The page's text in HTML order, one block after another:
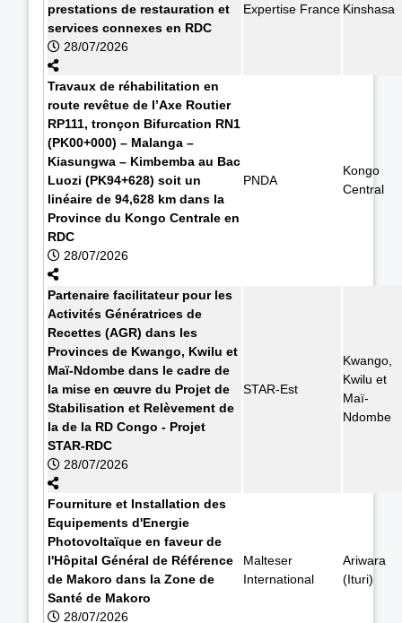
prestations de restauration et
services connexes en RDC
28/07/2026
Expertise France Kinshasa
Travaux de réhabilitation en
route revêtue de l’Axe Routier
RP111, tronçon Bifurcation RN1
(PK00+000) – Malanga –
Kiasungwa – Kimbemba au Bac
Luozi (PK94+628) soit un
linéaire de 94,628 km dans la
Province du Kongo Centrale en
RDC
28/07/2026
PNDA
Kongo
Central
Partenaire facilitateur pour les
Activités Génératrices de
Recettes (AGR) dans les
Provinces de Kwango, Kwilu et
Maï-Ndombe dans le cadre de
la mise en œuvre du Projet de
Stabilisation et Relèvement de
la de la RD Congo - Projet
STAR-RDC
28/07/2026
STAR-Est
Kwango,
Kwilu et
Maï-
Ndombe
Fourniture et Installation des
Equipements d'Energie
Photovoltaïque en faveur de
l'Hôpital Général de Référence
de Makoro dans la Zone de
Santé de Makoro
28/07/2026
Malteser
International
Ariwara
(Ituri)